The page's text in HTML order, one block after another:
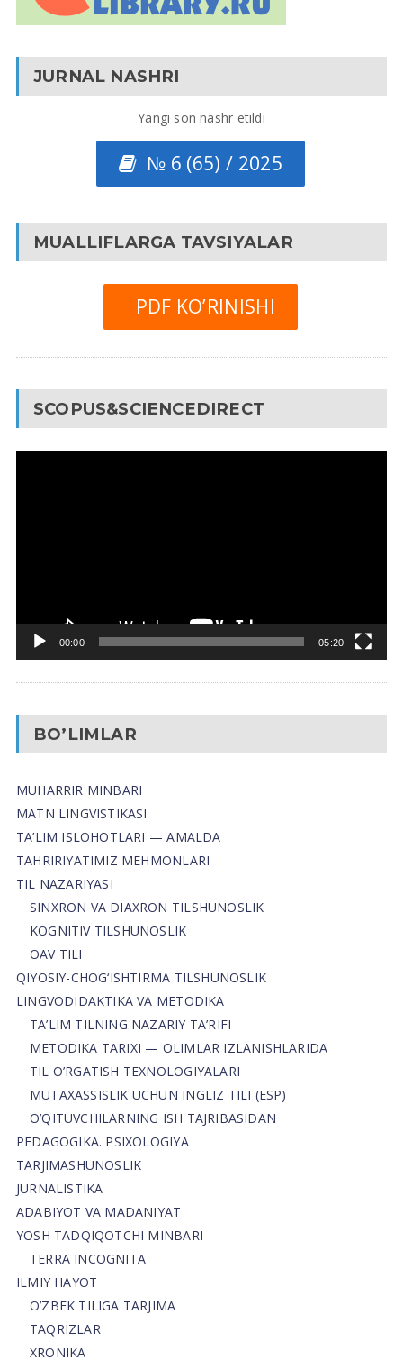
JURNAL NASHRI
Yangi son nashr etildi
№ 6 (65) / 2025
MUALLIFLARGA TAVSIYALAR
PDF KO’RINISHI
SCOPUS&SCIENCEDIRECT
00:00 05:20
BO’LIMLAR
MUHARRIR MINBARI
MATN LINGVISTIKASI
TA’LIM ISLOHOTLARI — AMALDA
TAHRIRIYATIMIZ MEHMONLARI
TIL NAZARIYASI
SINXRON VA DIAXRON TILSHUNOSLIK
KOGNITIV TILSHUNOSLIK
OAV TILI
QIYOSIY-CHOG‘ISHTIRMA TILSHUNOSLIK
LINGVODIDAKTIKA VA METODIKA
TA’LIM TILNING NAZARIY TA’RIFI
METODIKA TARIXI — OLIMLAR IZLANISHLARIDA
TIL O’RGATISH TEXNOLOGIYALARI
MUTAXASSISLIK UCHUN INGLIZ TILI (ESP)
O’QITUVCHILARNING ISH TAJRIBASIDAN
PEDAGOGIKA. PSIXOLOGIYA
TARJIMASHUNOSLIK
JURNALISTIKA
ADABIYOT VA MADANIYAT
YOSH TADQIQOTCHI MINBARI
TERRA INCOGNITA
ILMIY HAYOT
O’ZBEK TILIGA TARJIMA
TAQRIZLAR
XRONIKA